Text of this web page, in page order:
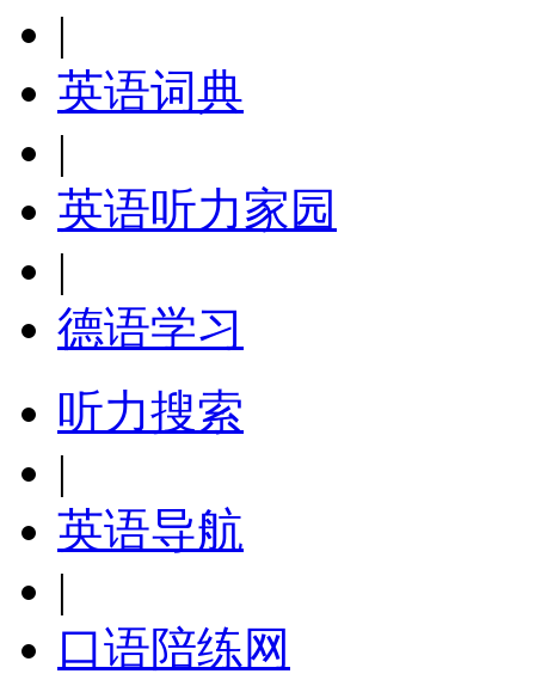
|
英语词典
|
英语听力家园
|
德语学习
听力搜索
|
英语导航
|
口语陪练网